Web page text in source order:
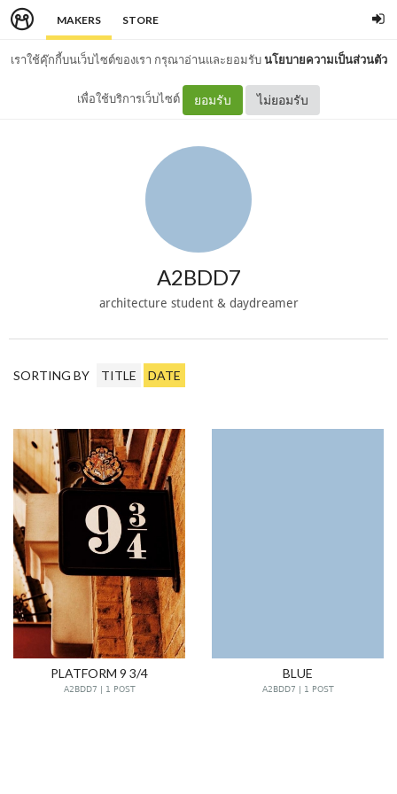
MAKERS STORE
เราใช้คุ๊กกี้บนเว็บไซต์ของเรา กรุณาอ่านและยอมรับนโยบายความเป็นส่วนตัว
เพื่อใช้บริการเว็บไซต์ ยอมรับ ไม่ยอมรับ
A2BDD7
architecture student & daydreamer
SORTING BY TITLE DATE
PLATFORM 9 3/4
A2BDD7 | 1 POST
BLUE
A2BDD7 | 1 POST